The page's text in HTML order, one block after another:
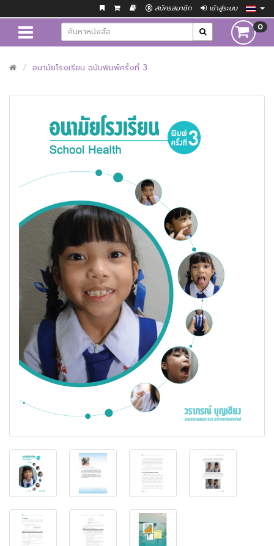
สมัครสมาชิก เข้าสู่ระบบ
0
อนามัยโรงเรียน ฉบับพิมพ์ครั้งที่ 3